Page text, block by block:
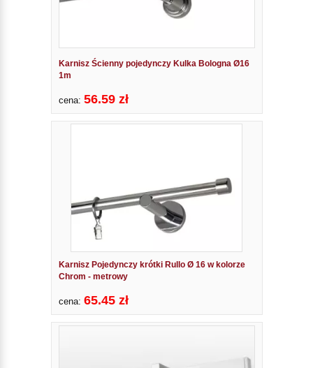
Karnisz Ścienny pojedynczy Kulka Bologna Ø16
1m
cena: 56.59 zł
Karnisz Pojedynczy krótki Rullo Ø 16 w kolorze
Chrom - metrowy
cena: 65.45 zł